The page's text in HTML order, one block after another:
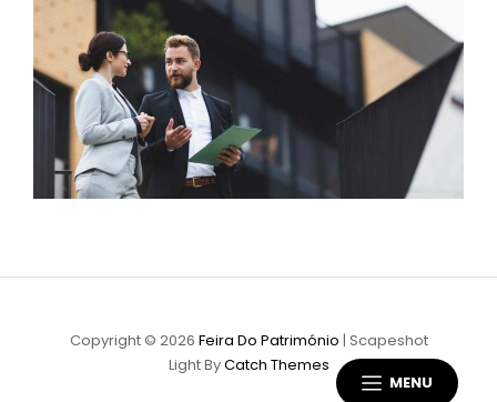
MENU
Copyright © 2026 Feira Do Património | Scapeshot
Light ByCatch Themes